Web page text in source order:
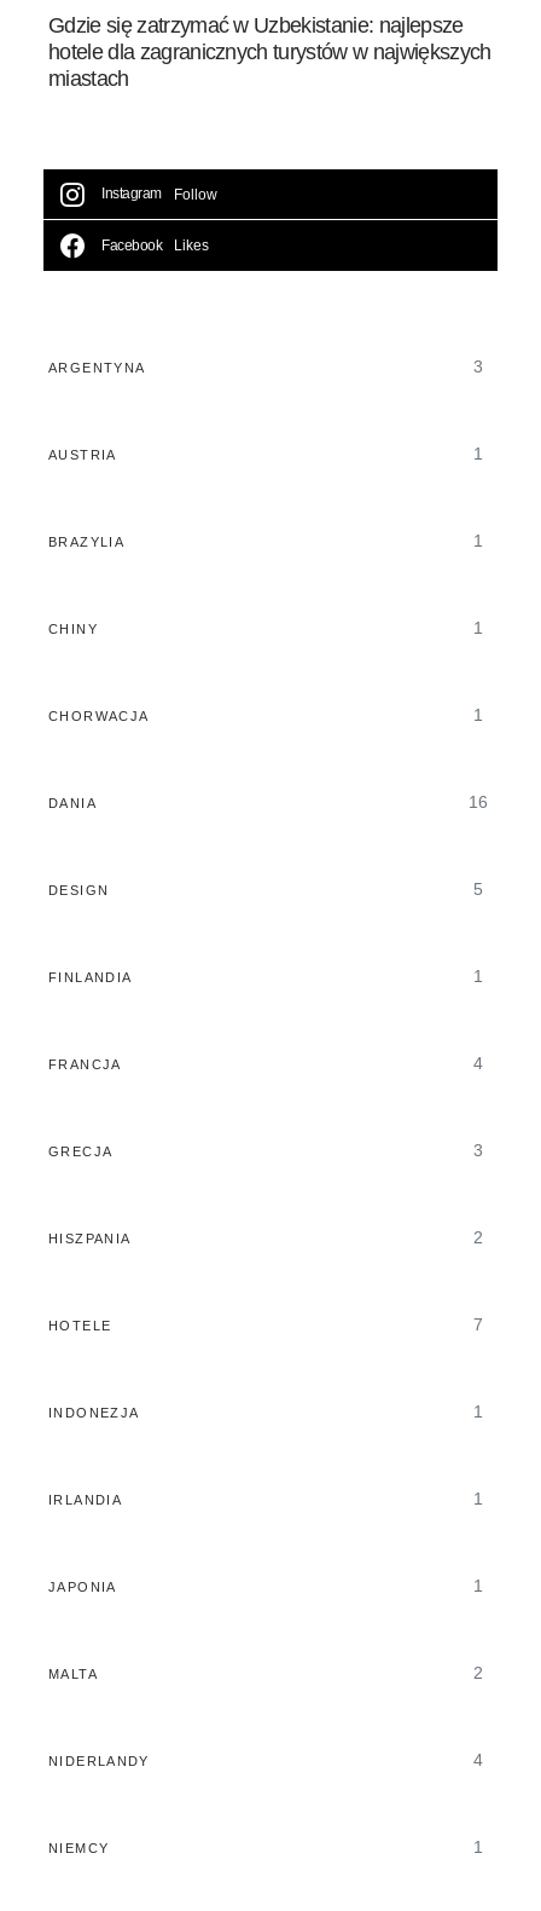
Gdzie się zatrzymać w Uzbekistanie: najlepsze
hotele dla zagranicznych turystów w największych
miastach
Instagram Follow
Facebook Likes
ARGENTYNA 3
AUSTRIA 1
BRAZYLIA 1
CHINY 1
CHORWACJA 1
DANIA 16
DESIGN 5
FINLANDIA 1
FRANCJA 4
GRECJA 3
HISZPANIA 2
HOTELE 7
INDONEZJA 1
IRLANDIA 1
JAPONIA 1
MALTA 2
NIDERLANDY 4
NIEMCY 1